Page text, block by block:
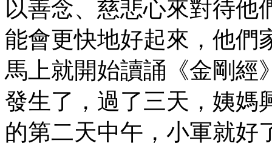
以善念、慈悲心來對待他
能會更快地好起來，他們
馬上就開始讀誦《金剛經
發生了，過了三天，姨媽
的第二天中午，小軍就好